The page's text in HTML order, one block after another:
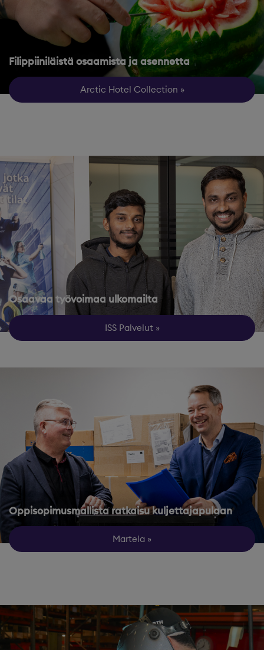
Filippiiniläistä osaamista ja asennetta
Arctic Hotel Collection
Osaavaa työvoimaa ulkomailta
ISS Palvelut
Oppisopimusmallista ratkaisu kuljettajapulaan
Martela